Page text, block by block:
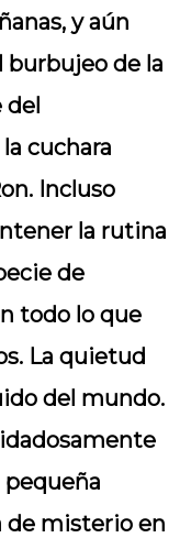
y aún
burbujeo de la
del
cuchara
Incluso
la rutina
de
todo lo que
La quietud
del mundo.
de misterio en